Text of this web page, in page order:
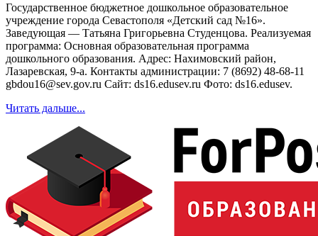
Государственное бюджетное дошкольное образовательное
учреждение города Севастополя «Детский сад №16».
Заведующая — Татьяна Григорьевна Студенцова. Реализуемая
программа: Основная образовательная программа
дошкольного образования. Адрес: Нахимовский район,
Лазаревская, 9-а. Контакты администрации: 7 (8692) 48-68-11
gbdou16@sev.gov.ru Сайт: ds16.edusev.ru Фото: ds16.edusev.
Читать дальше...